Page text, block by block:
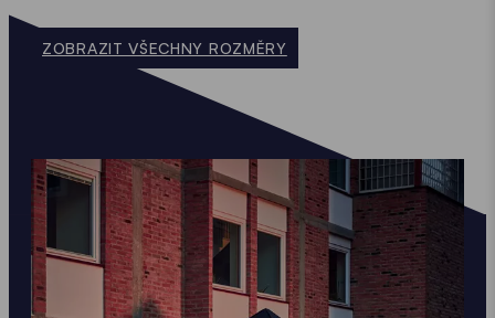
ZOBRAZIT VŠECHNY ROZMĚRY